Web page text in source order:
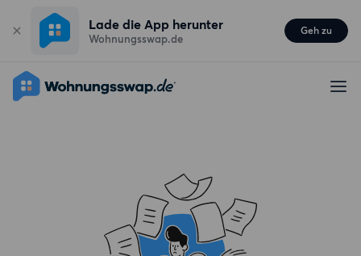
Lade die App herunter
Wohnungsswap.de
Geh zu